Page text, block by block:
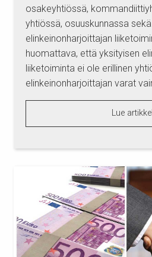
osakeyhtiössä,
yhtiössä, osuuskunnassa
elinkeinonharjoittajan
huomattava, että yksityisen
liiketoiminta ei ole erillinen
elinkeinonharjoittajan varat
Lue